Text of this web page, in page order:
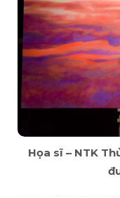
Họa sĩ – NTK